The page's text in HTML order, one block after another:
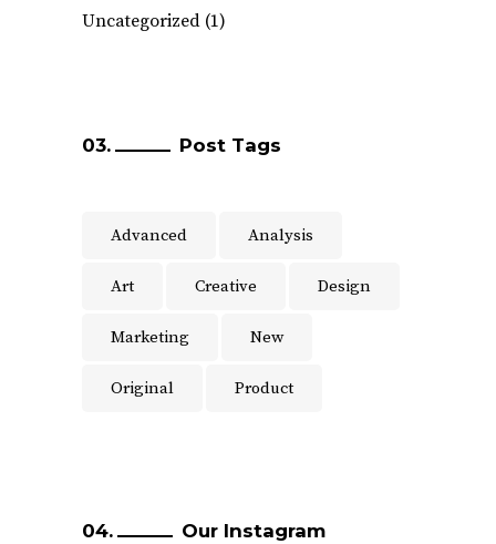
Uncategorized (1)
Post Tags
Advanced Analysis
Art Creative Design
Marketing New
Original Product
Our Instagram